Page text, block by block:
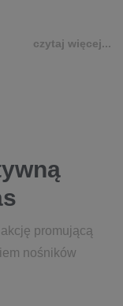
czytaj więcej...
promującą
nośników